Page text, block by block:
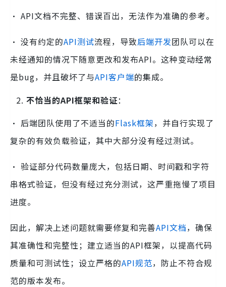
· API文档不完整、错误百出，无法作为准确的参考。
· 没有约定的API测试流程，导致后端开发团队可以在
未经通知的情况下随意更改和发布API。这种变动经常
是bug，并且破坏了与API客户端的集成。
不恰当的API框架和验证：
· 后端团队使用了不适当的Flask框架，并自行实现了
复杂的有效负载验证，其中大部分没有经过测试。
· 验证部分代码数量庞大，包括日期、时间戳和字符
串格式验证，但没有经过充分测试，这严重拖慢了项目
进度。
因此，解决上述问题就需要修复和完善API文档，确保
其准确性和完整性；建立适当的API框架，以提高代码
质量和可测试性；设立严格的API规范，防止不符合规
范的版本发布。